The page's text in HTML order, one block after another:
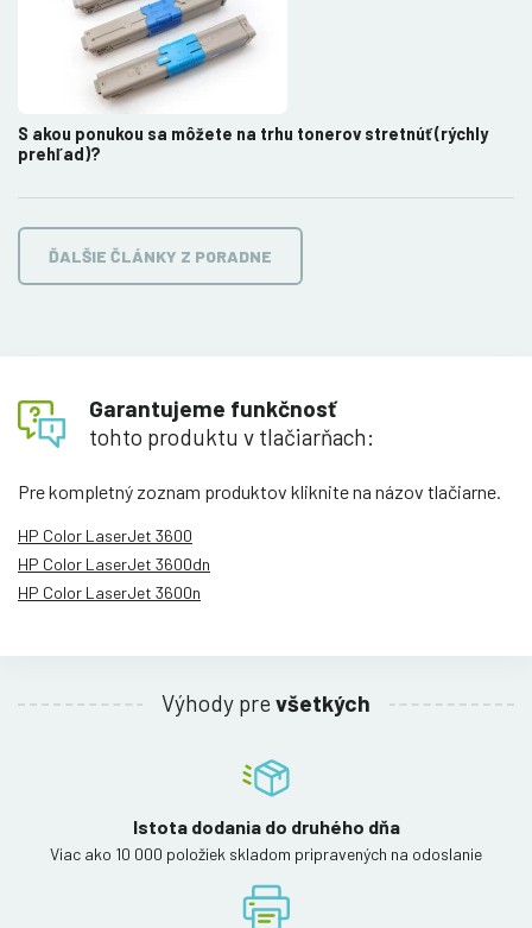
S akou ponukou sa môžete na trhu tonerov stretnúť (rýchly
prehľad)?
ĎALŠIE ČLÁNKY Z PORADNE
Garantujeme funkčnosť
tohto produktu v tlačiarňach:
Pre kompletný zoznam produktov kliknite na názov tlačiarne.
HP Color LaserJet 3600
HP Color LaserJet 3600dn
HP Color LaserJet 3600n
Výhody pre všetkých
Istota dodania do druhého dňa
Viac ako 10 000 položiek skladom pripravených na odoslanie